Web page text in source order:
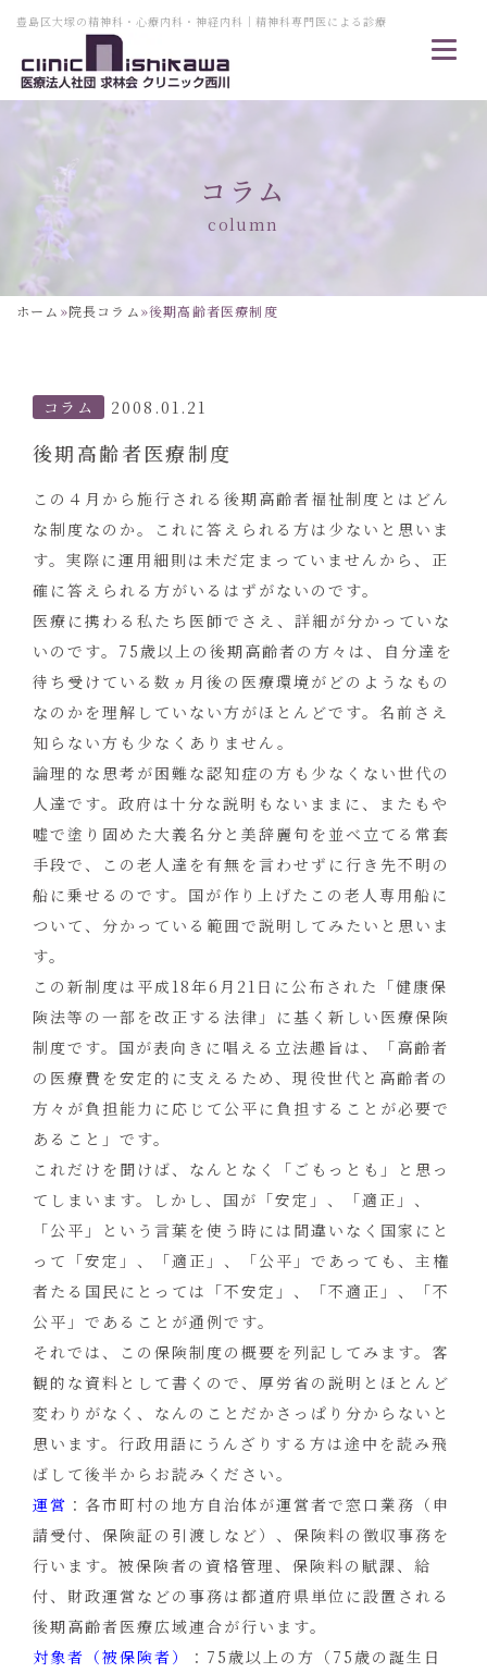
豊島区大塚の精神科・心療内科・神経内科｜精神科専門医による診療
コラム
column
ホーム »院長コラム»後期高齢者医療制度
コラム 2008.01.21
後期高齢者医療制度
この４月から施行される後期高齢者福祉制度とはどん
な制度なのか。これに答えられる方は少ないと思いま
す。実際に運用細則は未だ定まっていませんから、正
確に答えられる方がいるはずがないのです。
医療に携わる私たち医師でさえ、詳細が分かっていな
いのです。75歳以上の後期高齢者の方々は、自分達を
待ち受けている数ヵ月後の医療環境がどのようなもの
なのかを理解していない方がほとんどです。名前さえ
知らない方も少なくありません。
論理的な思考が困難な認知症の方も少なくない世代の
人達です。政府は十分な説明もないままに、またもや
嘘で塗り固めた大義名分と美辞麗句を並べ立てる常套
手段で、この老人達を有無を言わせずに行き先不明の
船に乗せるのです。国が作り上げたこの老人専用船に
ついて、分かっている範囲で説明してみたいと思いま
す。
この新制度は平成18年6月21日に公布された「健康保
険法等の一部を改正する法律」に基く新しい医療保険
制度です。国が表向きに唱える立法趣旨は、「高齢者
の医療費を安定的に支えるため、現役世代と高齢者の
方々が負担能力に応じて公平に負担することが必要で
あること」です。
これだけを聞けば、なんとなく「ごもっとも」と思っ
てしまいます。しかし、国が「安定」、「適正」、
「公平」という言葉を使う時には間違いなく国家にと
って「安定」、「適正」、「公平」であっても、主権
者たる国民にとっては「不安定」、「不適正」、「不
公平」であることが通例です。
それでは、この保険制度の概要を列記してみます。客
観的な資料として書くので、厚労省の説明とほとんど
変わりがなく、なんのことだかさっぱり分からないと
思います。行政用語にうんざりする方は途中を読み飛
ばして後半からお読みください。
運営 ：各市町村の地方自治体が運営者で窓口業務（申
請受付、保険証の引渡しなど）、保険料の徴収事務を
行います。被保険者の資格管理、保険料の賦課、給
付、財政運営などの事務は都道府県単位に設置される
後期高齢者医療広域連合が行います。
対象者（被保険者）
：75歳以上の方（75歳の誕生日